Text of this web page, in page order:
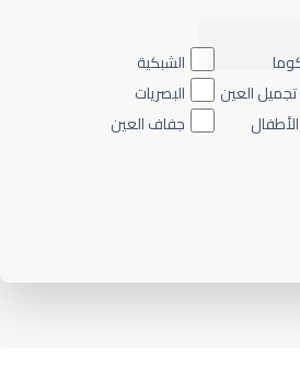
العين اليسرى
الشبكية
العين
البصريات
جفاف العين